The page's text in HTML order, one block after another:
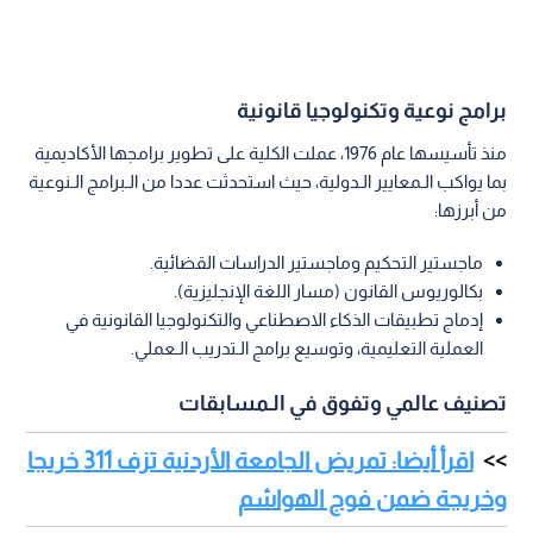
برامج نوعية وتكنولوجيا قانونية
منذ تأسيسها عام 1976، عملت الكلية على تطوير برامجها الأكاديمية
بما يواكب الـمعايير الـدولية، حيث استحدثت عددا من الـبرامج الـنوعية
من أبرزها:
ماجستير التحكيم وماجستير الدراسات القضائية.
بكالوريوس القانون (مسار اللغة الإنجليزية).
إدماج تطبيقات الذكاء الاصطناعي والتكنولوجيا القانونية في
العملية التعليمية، وتوسيع برامج الـتدريب الـعملي.
تصنيف عالمي وتفوق في الـمسابقات
اقرأ أيضا: تمريض الجامعة الأردنية تزف 311 خريجا
وخريجة ضمن فوج الهواشم